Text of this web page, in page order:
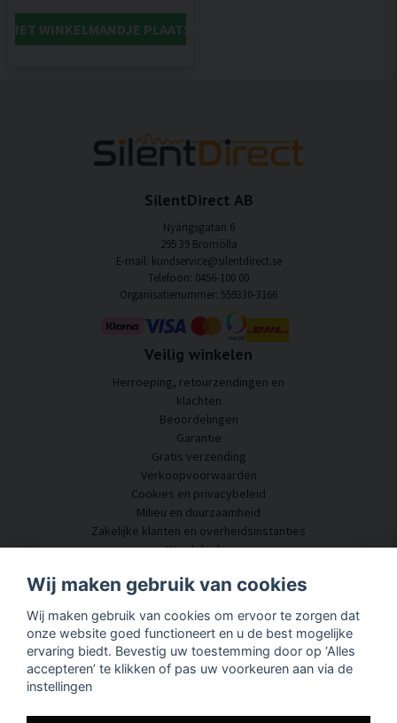
HET WINKELMANDJE PLAATSEN
SilentDirect AB
Nyängsgatan 6
295 39 Bromölla
E-mail: kundservice@silentdirect.se
Telefoon: 0456-100 00
Organisatienummer: 559330-3166
Veilig winkelen
Herroeping, retourzendingen en
klachten
Beoordelingen
Garantie
Gratis verzending
Verkoopvoorwaarden
Cookies en privacybeleid
Milieu en duurzaamheid
Zakelijke klanten en overheidsinstanties
Word dealer
Klantenservice
Neem contact met ons op
Akoestisch advies
Montage en installatie
Vragen en antwoorden
Wij maken gebruik van cookies
Wij maken gebruik van cookies om ervoor te zorgen dat
onze website goed functioneert en u de best mogelijke
ervaring biedt. Bevestig uw toestemming door op ‘Alles
accepteren’ te klikken of pas uw voorkeuren aan via de
instellingen